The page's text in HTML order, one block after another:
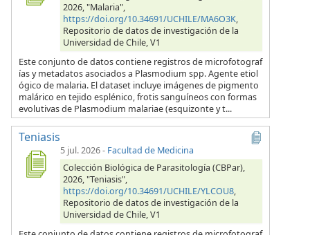
2026, "Malaria",
https://doi.org/10.34691/UCHILE/MA6O3K,
Repositorio de datos de investigación de la
Universidad de Chile, V1
Este conjunto de datos contiene registros de microfotograf
ías y metadatos asociados a Plasmodium spp. Agente etiol
ógico de malaria. El dataset incluye imágenes de pigmento
malárico en tejido esplénico, frotis sanguíneos con formas
evolutivas de Plasmodium malariae (esquizonte y t...
Teniasis
5 jul. 2026- Facultad de Medicina
Colección Biológica de Parasitología (CBPar),
2026, "Teniasis",
https://doi.org/10.34691/UCHILE/YLCOU8,
Repositorio de datos de investigación de la
Universidad de Chile, V1